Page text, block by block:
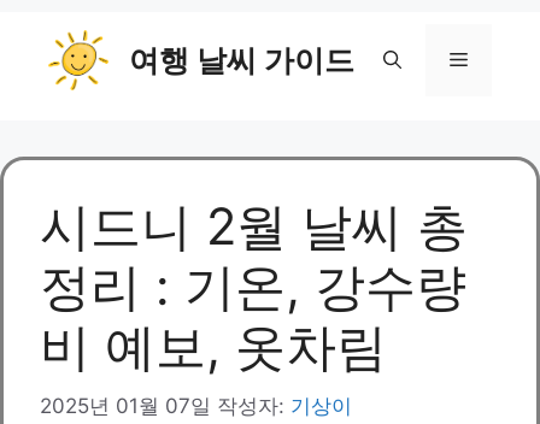
너
여행 날씨 가이드 메
시드니 2월 날씨 총
정리 : 기온, 강수량
비 예보, 옷차림
2025년 01월 07일 작성자: 기상이